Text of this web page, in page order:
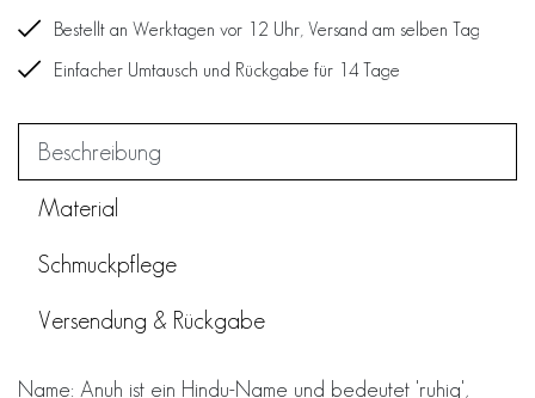
Bestellt an Werktagen vor 12 Uhr, Versand am selben Tag
Einfacher Umtausch und Rückgabe für 14 Tage
Beschreibung
Material
Schmuckpflege
Versendung & Rückgabe
Name: Anuh ist ein Hindu-Name und bedeutet 'ruhig',